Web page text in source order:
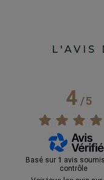
L'AVIS
4/5
Basé sur 1 avis
contrôle